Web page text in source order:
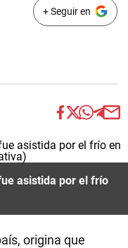
+ Seguir en
asistida por el frío
origina que